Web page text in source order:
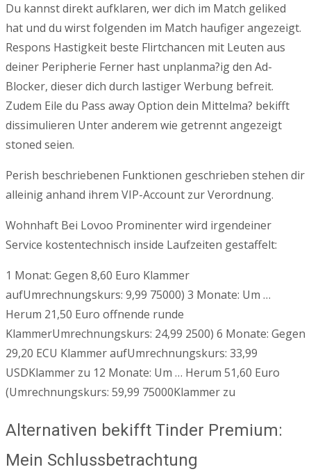
Du kannst direkt aufklaren, wer dich im Match geliked
hat und du wirst folgenden im Match haufiger angezeigt.
Respons Hastigkeit beste Flirtchancen mit Leuten aus
deiner Peripherie Ferner hast unplanma?ig den Ad-
Blocker, dieser dich durch lastiger Werbung befreit.
Zudem Eile du Pass away Option dein Mittelma? bekifft
dissimulieren Unter anderem wie getrennt angezeigt
stoned seien.
Perish beschriebenen Funktionen geschrieben stehen dir
alleinig anhand ihrem VIP-Account zur Verordnung.
Wohnhaft Bei Lovoo Prominenter wird irgendeiner
Service kostentechnisch inside Laufzeiten gestaffelt:
1 Monat: Gegen 8,60 Euro Klammer
aufUmrechnungskurs: 9,99 75000) 3 Monate: Um …
Herum 21,50 Euro offnende runde
KlammerUmrechnungskurs: 24,99 2500) 6 Monate: Gegen
29,20 ECU Klammer aufUmrechnungskurs: 33,99
USDKlammer zu 12 Monate: Um … Herum 51,60 Euro
(Umrechnungskurs: 59,99 75000Klammer zu
Alternativen bekifft Tinder Premium:
Mein Schlussbetrachtung